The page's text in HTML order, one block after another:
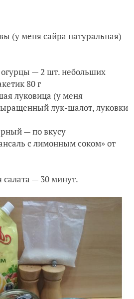
(у меня сайра натуральная)
— 2 шт. небольших
80 г
луковица (у меня
лук-шалот, луковки
— по вкусу
с лимонным соком» от
салата — 30 минут.